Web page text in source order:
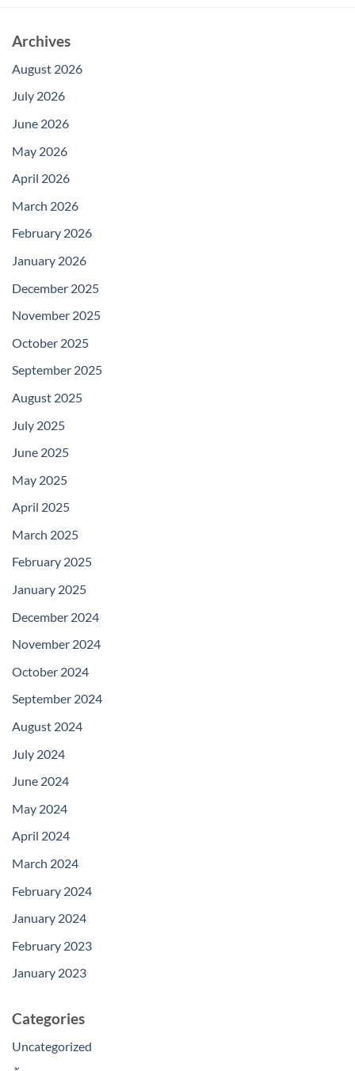
Archives
August 2026
July 2026
June 2026
May 2026
April 2026
March 2026
February 2026
January 2026
December 2025
November 2025
October 2025
September 2025
August 2025
July 2025
June 2025
May 2025
April 2025
March 2025
February 2025
January 2025
December 2024
November 2024
October 2024
September 2024
August 2024
July 2024
June 2024
May 2024
April 2024
March 2024
February 2024
January 2024
February 2023
January 2023
Categories
Uncategorized